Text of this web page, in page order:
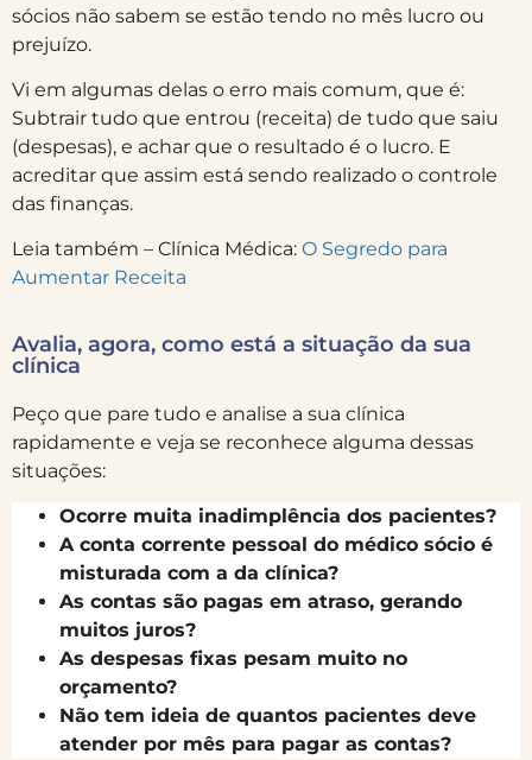
sócios não sabem se estão tendo no mês lucro ou
prejuízo.
Vi em algumas delas o erro mais comum, que é:
Subtrair tudo que entrou (receita) de tudo que saiu
(despesas), e achar que o resultado é o lucro. E
acreditar que assim está sendo realizado o controle
das finanças.
Leia também – Clínica Médica: O Segredo para
Aumentar Receita
Avalia, agora, como está a situação da sua
clínica
Peço que pare tudo e analise a sua clínica
rapidamente e veja se reconhece alguma dessas
situações:
Ocorre muita inadimplência dos pacientes?
A conta corrente pessoal do médico sócio é
misturada com a da clínica?
As contas são pagas em atraso, gerando
muitos juros?
As despesas fixas pesam muito no
orçamento?
Não tem ideia de quantos pacientes deve
atender por mês para pagar as contas?